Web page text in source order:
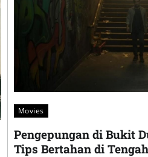
Movies
Pengepungan di Bukit
Tips Bertahan di